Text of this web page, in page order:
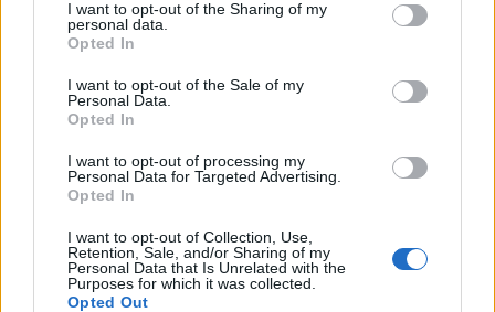
not limited to your visit or usage behaviour. You may click to
grant or deny consent to Google and its third-party tags to
use your data for below specified purposes in below Google
consent section.
I want to opt-out of the Sharing of my
personal data.
Opted In
I want to opt-out of the Sale of my
Personal Data.
Opted In
I want to opt-out of processing my
Personal Data for Targeted Advertising.
Opted In
I want to opt-out of Collection, Use,
Retention, Sale, and/or Sharing of my
Personal Data that Is Unrelated with the
Purposes for which it was collected.
Opted Out